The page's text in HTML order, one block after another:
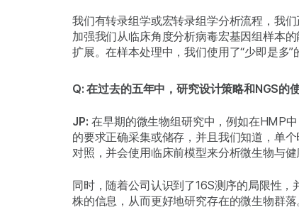
我们有转录组学或宏转录组学分析流程，我
加强我们从临床角度分析病毒宏基因组样本
扩展。在样本处理中，我们使用了“少即是多
Q: 在过去的五年中，研究设计策略和NGS的
JP: 在早期的微生物组研究中，例如在HMP
的要求正确采集或储存，并且我们知道，单
对照，并会使用临床前模型来分析微生物与健
同时，随着公司认识到了16S测序的局限性
株的信息，从而更好地研究存在的微生物群